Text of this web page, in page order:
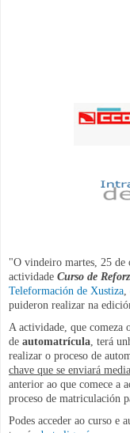
"O vindeiro martes, 25 de
actividade Curso de
Teleformación de Xustiza
puideron realizar na
A actividade, que comeza
de automatrícula , terá
realizar o proceso de
chave que se enviará
anterior ao que comece a
proceso de matriculación
Podes acceder ao curso e